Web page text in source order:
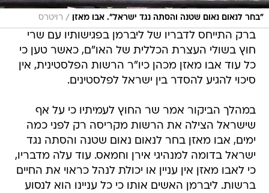
"בחר לנאום נאום שטנה והסתה נגד ישראל". אבו מאזן / רויטרס
ברק התייחס לדבריו של ליברמן בפגישותיו עם שרי
חוץ בשולי העצרת הכללית של האו"ם, כאשר טען כי
כל עוד אבו מאזן מכהן כיו"ר הרשות הפלסטינית, אין
סיכוי להגיע להסדר בין ישראל לפלסטינים.
במהלך הביקור אמר שר החוץ לעמיתיו כי על אף
שישראל הצילה את הרשות מקריסה רק לפני כמה
ימים, אבו מאזן בחר לנאום נאום שטנה והסתה נגד
ישראל בדומה למנהיגי אירן וחמאס. עוד עלה מדבריו,
כי לאבו מאזן אין עניין או יכולת לנהל כראוי את החיים
ברשות. ליברמן האשים אותו כי כל עניינו הוא לנסוע